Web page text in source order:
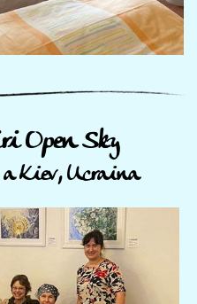
Open Sky
Kiev, Ucraina